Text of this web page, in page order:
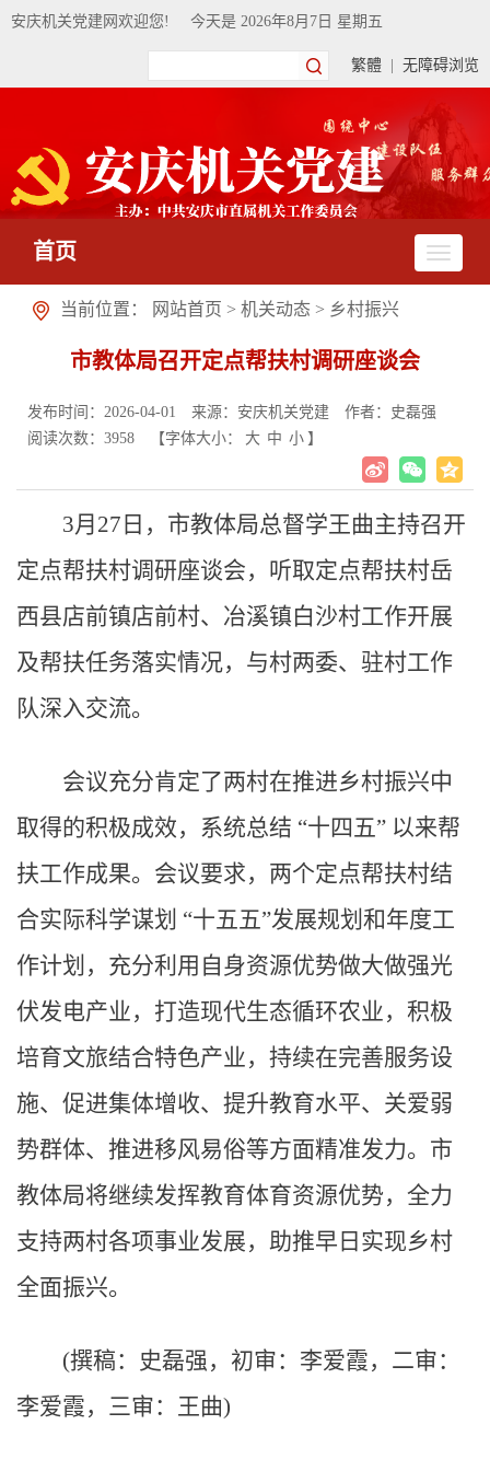
安庆机关党建网欢迎您! 今天是 2026年8月7日 星期五
繁體 无障碍浏览
首页
当前位置： 网站首页 > 机关动态 > 乡村振兴
市教体局召开定点帮扶村调研座谈会
发布时间：2026-04-01 来源：安庆机关党建
作者：史磊强
阅读次数： 3958 【字体大小： 大 中 小 】
3月27日，市教体局总督学王曲主持召开
定点帮扶村调研座谈会，听取定点帮扶村岳
西县店前镇店前村、冶溪镇白沙村工作开展
及帮扶任务落实情况，与村两委、驻村工作
队深入交流。
会议充分肯定了两村在推进乡村振兴中
取得的积极成效，系统总结 “十四五” 以来帮
扶工作成果。会议要求，两个定点帮扶村结
合实际科学谋划 “十五五”发展规划和年度工
作计划，充分利用自身资源优势做大做强光
伏发电产业，打造现代生态循环农业，积极
培育文旅结合特色产业，持续在完善服务设
施、促进集体增收、提升教育水平、关爱弱
势群体、推进移风易俗等方面精准发力。市
教体局将继续发挥教育体育资源优势，全力
支持两村各项事业发展，助推早日实现乡村
全面振兴。
(撰稿：史磊强，初审：李爱霞，二审：
李爱霞，三审：王曲)